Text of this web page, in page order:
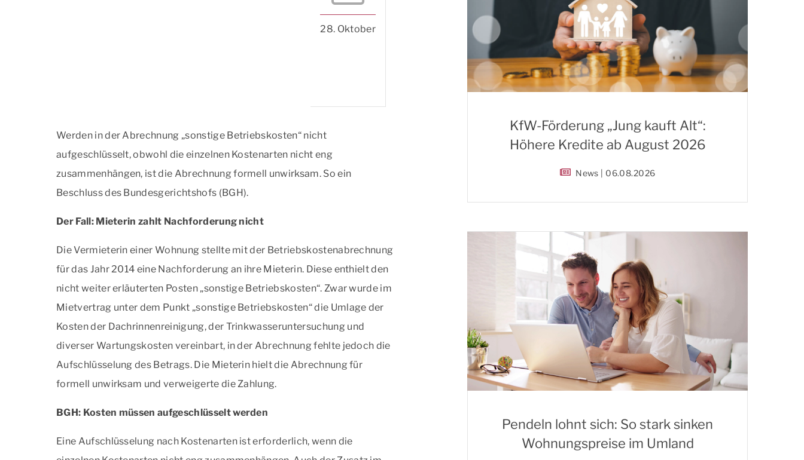
28. Oktober
Werden in der Abrechnung „sonstige Betriebskosten“ nicht
aufgeschlüsselt, obwohl die einzelnen Kostenarten nicht eng
zusammenhängen, ist die Abrechnung formell unwirksam. So ein
Beschluss des Bundesgerichtshofs (BGH).
Der Fall: Mieterin zahlt Nachforderung nicht
Die Vermieterin einer Wohnung stellte mit der Betriebskostenabrechnung
für das Jahr 2014 eine Nachforderung an ihre Mieterin. Diese enthielt den
nicht weiter erläuterten Posten „sonstige Betriebskosten“. Zwar wurde im
Mietvertrag unter dem Punkt „sonstige Betriebskosten“ die Umlage der
Kosten der Dachrinnenreinigung, der Trinkwasseruntersuchung und
diverser Wartungskosten vereinbart, in der Abrechnung fehlte jedoch die
Aufschlüsselung des Betrags. Die Mieterin hielt die Abrechnung für
formell unwirksam und verweigerte die Zahlung.
BGH: Kosten müssen aufgeschlüsselt werden
Eine Aufschlüsselung nach Kostenarten ist erforderlich, wenn die
KfW-Förderung „Jung kauft Alt“:
Höhere Kredite ab August 2026
News | 06.08.2026
Pendeln lohnt sich: So stark sinken
Wohnungspreise im Umland